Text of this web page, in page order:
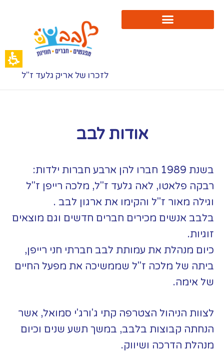
לזכרו של אריק גלעד ז"ל
אודות לבב
בשנת 1989 חברו להן ארבע חברות ילדות:
רבקה פלאטו, לאה גלעד ז"ל, מלכה רייפן ז"ל
וגילה מאור ז"ל והקימו את ארגון לבב .
בלבב אנשים מכירים חברים חדשים וגם מוצאים
זוגיות.
כיום מנהלת את עמותת לבב חברתי חני רייפן,
ביתה של מלכה ז"ל שממשיכה את מפעל החיים
של אימה.
לצוות הניהול הצטרפה קתי ג'ורג'י סמואל, אשר
הנחתה קבוצות בלבב, במשך תשע שנים וכיום
מנהלת הדרכה ושיווק.